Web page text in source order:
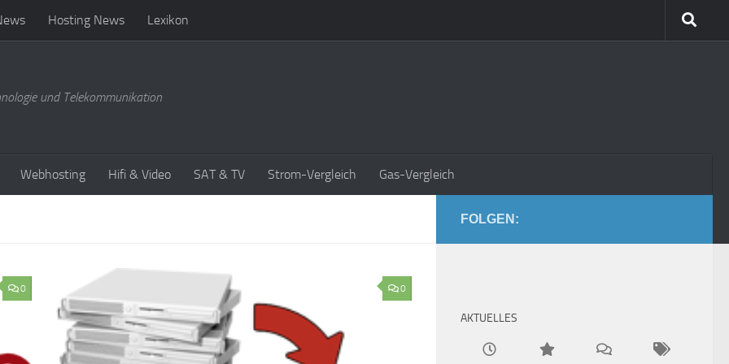
Hosting News Lexikon
und Telekommunikation
Webhosting Hifi & Video SAT & TV Strom-Vergleich Gas-Vergleich
0 0
FOLGEN:
AKTUELLES